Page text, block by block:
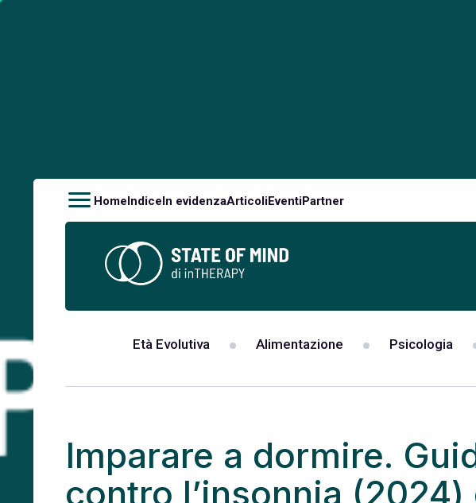
HomeIndiceIn evidenzaArticoliEventiPartner
Età Evolutiva Alimentazione Psicologia
Imparare a dormire.
contro l’insonnia (2024)